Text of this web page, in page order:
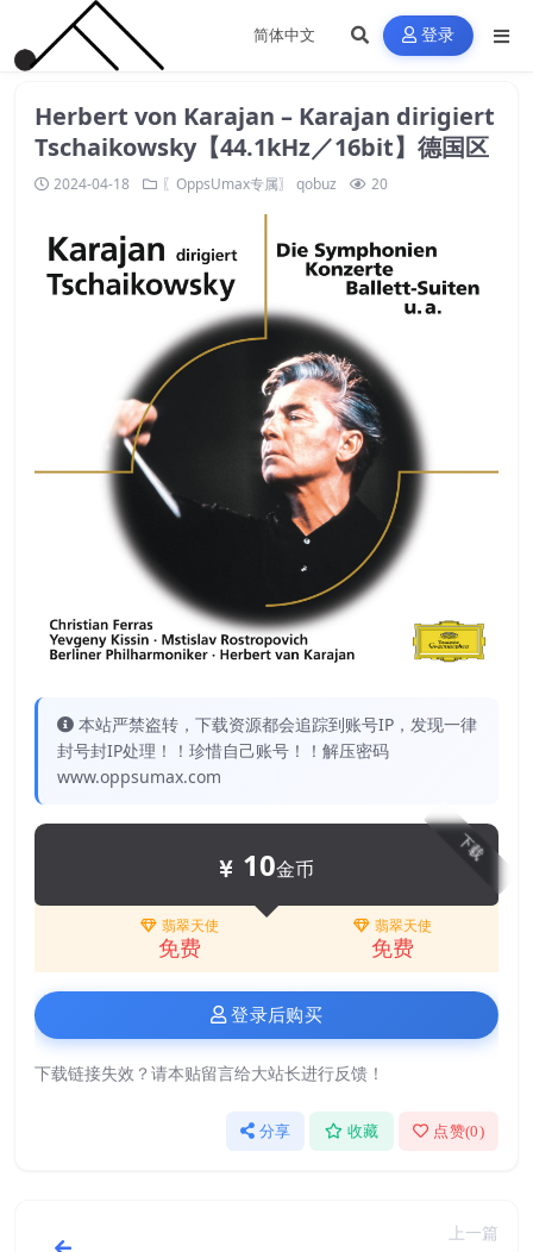
登录
Herbert von Karajan – Karajan dirigiert
Tschaikowsky【44.1kHz／16bit】德国区
2024-04-18 〖OppsUmax专属〗 qobuz 20
本站严禁盗转，下载资源都会追踪到账号IP，发现一律
封号封IP处理！！珍惜自己账号！！解压密码
www.oppsumax.com
下载
10金币
翡翠天使
免费
翡翠天使
免费
登录后购买
下载链接失效？请本贴留言给大站长进行反馈！
分享 收藏 点赞(0)
上一篇